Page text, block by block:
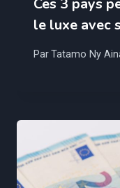
Ces 3 pays
le luxe avec
ParTatamo Ny